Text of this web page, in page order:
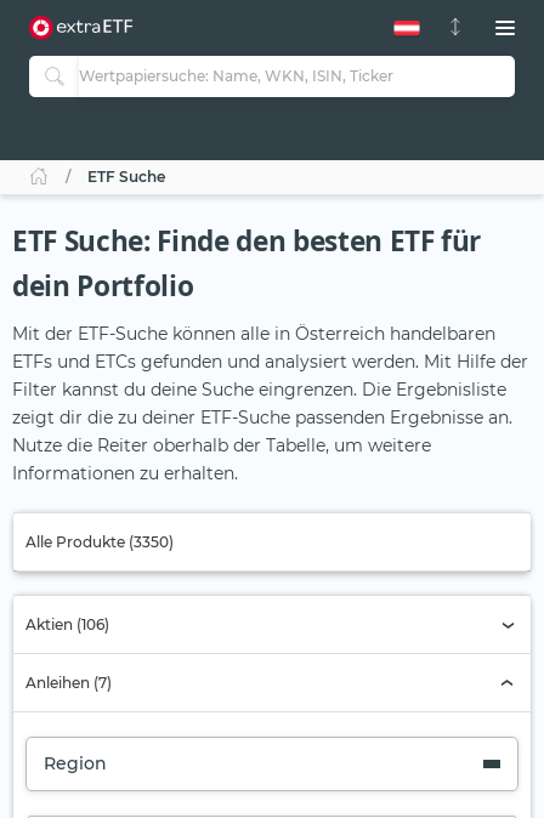
ETF Suche
ETF Suche: Finde den besten ETF für
dein Portfolio
Mit der ETF-Suche können alle in Österreich handelbaren
ETFs und ETCs gefunden und analysiert werden. Mit Hilfe der
Filter kannst du deine Suche eingrenzen. Die Ergebnisliste
zeigt dir die zu deiner ETF-Suche passenden Ergebnisse an.
Nutze die Reiter oberhalb der Tabelle, um weitere
Informationen zu erhalten.
Alle Produkte (3350)
Aktien (106)
Anleihen (7)
Region